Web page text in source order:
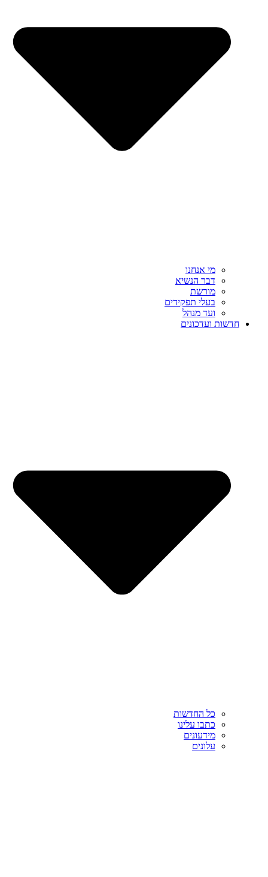
מי אנחנו
דבר הנשיא
מורשת
בעלי תפקידים
ועד מנהל
חדשות ועדכונים
כל החדשות
כתבו עלינו
מידעונים
עלונים